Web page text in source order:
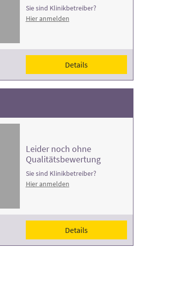
Sie sind Klinikbetreiber?
Hier anmelden
Details
Leider noch ohne
Qualitätsbewertung
Sie sind Klinikbetreiber?
Hier anmelden
Details